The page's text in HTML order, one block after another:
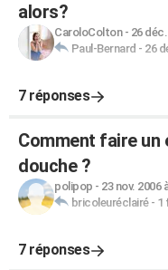
alors?
CaroloColton- 26
Paul-Bernard - 26
7 réponses
Comment faire un
douche ?
polipop - 23 nov. 2006
bricoleuréclairé- 1
7 réponses